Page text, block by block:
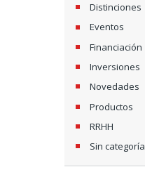
Distinciones
Eventos
Financiación
Inversiones
Novedades
Productos
RRHH
Sin categoría